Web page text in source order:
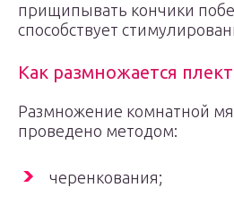
прищипывать кончики
способствует
Как размножается
Размножение комнатной
проведено методом:
черенкования;